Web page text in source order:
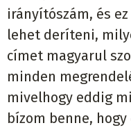
irányítószám, és
lehet deríteni,
címet magyarul
minden
mivelhogy eddig
bízom benne,